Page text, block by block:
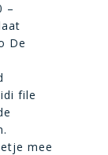
–
De
file
mee